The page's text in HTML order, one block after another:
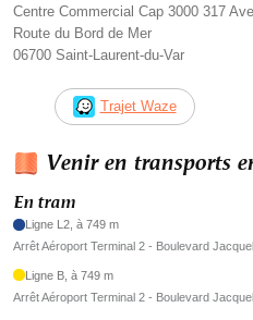
Centre Commercial Cap 3000 317
Route du Bord de Mer
06700 Saint-Laurent-du-Var
Trajet Waze
Venir en transports
En tram
Ligne L2, à 749 m
Arrêt Aéroport Terminal 2 - Boulevard
Ligne B, à 749 m
Arrêt Aéroport Terminal 2 - Boulevard